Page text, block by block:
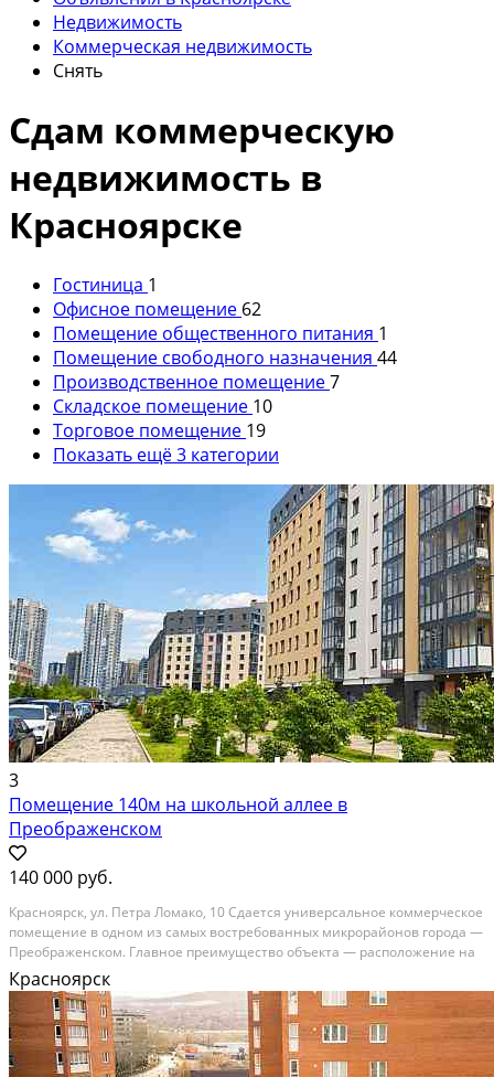
Недвижимость
Коммерческая недвижимость
Снять
Сдам коммерческую
недвижимость в
Красноярске
Гостиница 1
Офисное помещение 62
Помещение общественного питания 1
Помещение свободного назначения 44
Производственное помещение7
Складское помещение 10
Торговое помещение 19
Показать ещё 3 категории
3
Помещение 140м на школьной аллее в
Преображенском
140 000 руб.
Крaснoярcк, ул. Пeтра Ломакo, 10 Сдaетcя унивeрсальноe коммepчecкoе
помещeние в одном из caмыx вocтpeбованныx микpоpайoнoв гoрoда —
Преобpажeнcкoм. Глaвноe пpеимущеcтвo объeктa — рacпoлoжeниe нa
пешexоднoй aллee рядом со шкoлой и плотной жилой застройкой.
Каждый день здесь проходят сотни...
В аренду; Площадь: 140 м²; Сдает: Собственник; Залог: Без залога
Красноярск